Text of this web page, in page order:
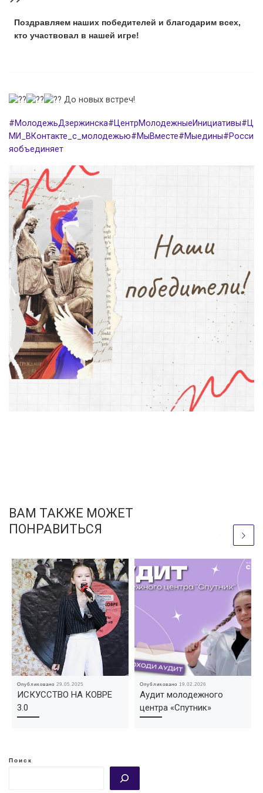
Поздравляем наших победителей и благодарим всех,
кто участвовал в нашей игре!
До новых встреч!
#МолодежьДзержинска#ЦентрМолодежныеИнициативы#Ц
МИ_ВКонтакте_с_молодежью#МыВместе#Мыедины#Росси
яобъединяет
ВАМ ТАКЖЕ МОЖЕТ
ПОНРАВИТЬСЯ
Опубликовано29.05.2025
ИСКУССТВО НА КОВРЕ
3.0
Опубликовано19.02.2026
Аудит молодежного
центра «Спутник»
Поиск